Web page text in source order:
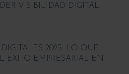
VISIBILIDAD DIGITAL
DIGITALES 2025: LO QUE
ÉXITO EMPRESARIAL EN